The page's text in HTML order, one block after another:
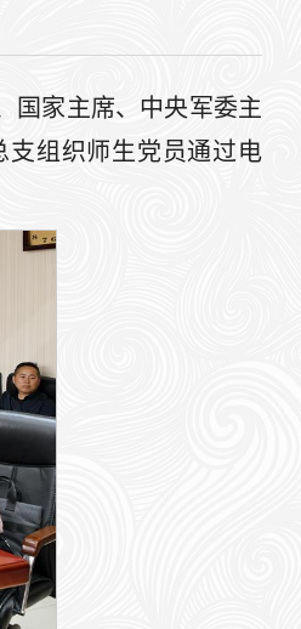
国家主席、中央军委主
组织师生党员通过电